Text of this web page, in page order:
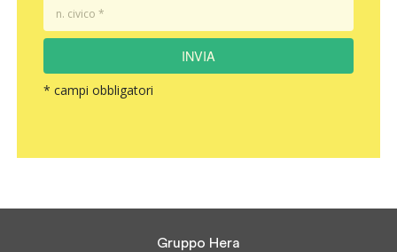
INVIA
* campi obbligatori
Gruppo Hera